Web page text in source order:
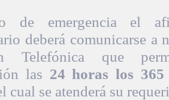
de emergencia el
deberá comunicarse a
Telefónica que
las 24 horas los
cual se atenderá su